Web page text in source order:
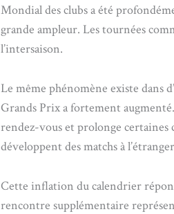
Mondial des clubs a été
grande ampleur. Les tournées
l’intersaison.
Le même phénomène existe dans
Grands Prix a fortement
rendez-vous et prolonge
développent des matchs à
Cette inflation du calendrier
rencontre supplémentaire